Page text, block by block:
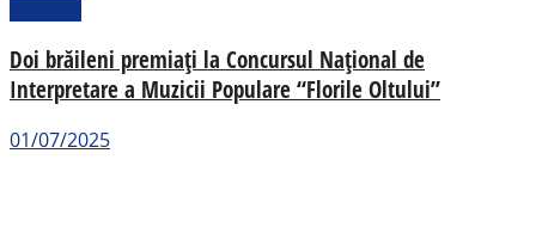
Doi brăileni premiați la Concursul Național de
Interpretare a Muzicii Populare “Florile Oltului”
01/07/2025